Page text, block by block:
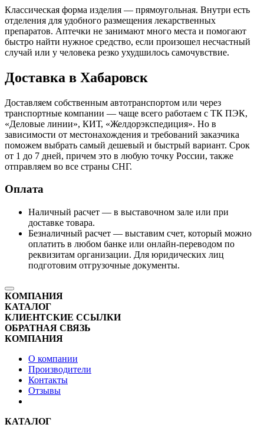
Классическая форма изделия — прямоугольная. Внутри есть
отделения для удобного размещения лекарственных
препаратов. Аптечки не занимают много места и помогают
быстро найти нужное средство, если произошел несчастный
случай или у человека резко ухудшилось самочувствие.
Доставка в Хабаровск
Доставляем собственным автотранспортом или через
транспортные компании — чаще всего работаем с ТК ПЭК,
«Деловые линии», КИТ, «Желдорэкспедиция». Но в
зависимости от местонахождения и требований заказчика
поможем выбрать самый дешевый и быстрый вариант. Срок
от 1 до 7 дней, причем это в любую точку России, также
отправляем во все страны СНГ.
Оплата
Наличный расчет — в выставочном зале или при
доставке товара.
Безналичный расчет — выставим счет, который можно
оплатить в любом банке или онлайн-переводом по
реквизитам организации. Для юридических лиц
подготовим отгрузочные документы.
КОМПАНИЯ
КАТАЛОГ
КЛИЕНТСКИЕ ССЫЛКИ
ОБРАТНАЯ СВЯЗЬ
КОМПАНИЯ
О компании
Производители
Контакты
Отзывы
КАТАЛОГ